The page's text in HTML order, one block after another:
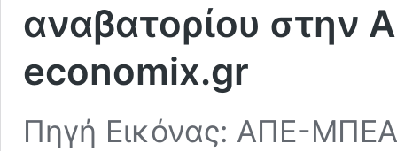
αναβατορίου στην
economix.gr
Πηγή Εικόνας: ΑΠΕ-